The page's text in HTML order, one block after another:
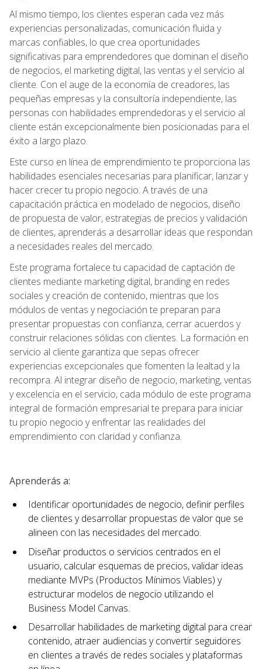
Al mismo tiempo, los clientes esperan cada vez más
experiencias personalizadas, comunicación fluida y
marcas confiables, lo que crea oportunidades
significativas para emprendedores que dominan el diseño
de negocios, el marketing digital, las ventas y el servicio al
cliente. Con el auge de la economía de creadores, las
pequeñas empresas y la consultoría independiente, las
personas con habilidades emprendedoras y el servicio al
cliente están excepcionalmente bien posicionadas para el
éxito a largo plazo.
Este curso en línea de emprendimiento te proporciona las
habilidades esenciales necesarias para planificar, lanzar y
hacer crecer tu propio negocio. A través de una
capacitación práctica en modelado de negocios, diseño
de propuesta de valor, estrategias de precios y validación
de clientes, aprenderás a desarrollar ideas que respondan
a necesidades reales del mercado.
Este programa fortalece tu capacidad de captación de
clientes mediante marketing digital, branding en redes
sociales y creación de contenido, mientras que los
módulos de ventas y negociación te preparan para
presentar propuestas con confianza, cerrar acuerdos y
construir relaciones sólidas con clientes. La formación en
servicio al cliente garantiza que sepas ofrecer
experiencias excepcionales que fomenten la lealtad y la
recompra. Al integrar diseño de negocio, marketing, ventas
y excelencia en el servicio, cada módulo de este programa
integral de formación empresarial te prepara para iniciar
tu propio negocio y enfrentar las realidades del
emprendimiento con claridad y confianza.
Aprenderás a:
Identificar oportunidades de negocio, definir perfiles
de clientes y desarrollar propuestas de valor que se
alineen con las necesidades del mercado.
Diseñar productos o servicios centrados en el
usuario, calcular esquemas de precios, validar ideas
mediante MVPs (Productos Mínimos Viables) y
estructurar modelos de negocio utilizando el
Business Model Canvas.
Desarrollar habilidades de marketing digital para crear
contenido, atraer audiencias y convertir seguidores
en clientes a través de redes sociales y plataformas